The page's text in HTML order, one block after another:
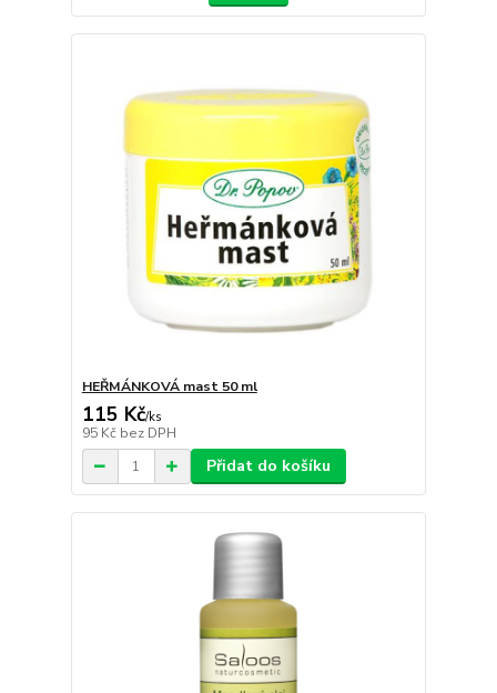
HEŘMÁNKOVÁ mast 50 ml
115 Kč/ks
95 Kč bez DPH
Přidat do košíku